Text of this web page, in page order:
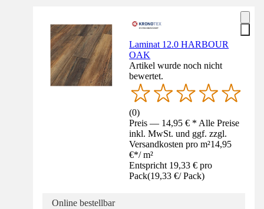
Laminat 12.0 HARBOUR
OAK
Artikel wurde noch nicht
bewertet.
(0)
Preis — 14,95 € * Alle Preise
inkl. MwSt. und ggf. zzgl.
Versandkosten pro m²14,95
€*/ m²
Entspricht 19,33 € pro
Pack(19,33 €/ Pack)
Online bestellbar